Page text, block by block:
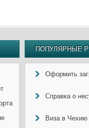
ПОПУЛЯРНЫЕ
Оформить
Справка о
Виза в Чехию